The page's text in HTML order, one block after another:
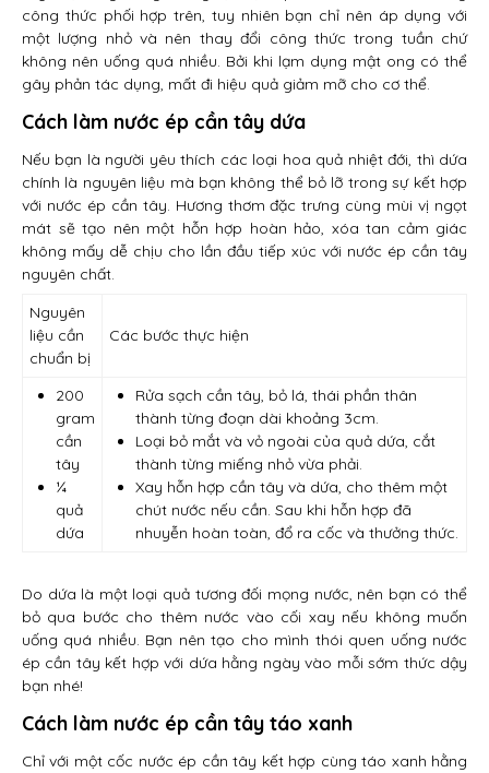
công thức phối hợp trên, tuy nhiên bạn chỉ nên áp dụng với
một lượng nhỏ và nên thay đổi công thức trong tuần chứ
không nên uống quá nhiều. Bởi khi lạm dụng mật ong có thể
gây phản tác dụng, mất đi hiệu quả giảm mỡ cho cơ thể.
Cách làm nước ép cần tây dứa
Nếu bạn là người yêu thích các loại hoa quả nhiệt đới, thì dứa
chính là nguyên liệu mà bạn không thể bỏ lỡ trong sự kết hợp
với nước ép cần tây. Hương thơm đặc trưng cùng mùi vị ngọt
mát sẽ tạo nên một hỗn hợp hoàn hảo, xóa tan cảm giác
không mấy dễ chịu cho lần đầu tiếp xúc với nước ép cần tây
nguyên chất.
Nguyên
liệu cần
chuẩn bị
Các bước thực hiện
200
gram
cần
tây
¼
quả
dứa
Rửa sạch cần tây, bỏ lá, thái phần thân
thành từng đoạn dài khoảng 3cm.
Loại bỏ mắt và vỏ ngoài của quả dứa, cắt
thành từng miếng nhỏ vừa phải.
Xay hỗn hợp cần tây và dứa, cho thêm một
chút nước nếu cần. Sau khi hỗn hợp đã
nhuyễn hoàn toàn, đổ ra cốc và thưởng thức.
Do dứa là một loại quả tương đối mọng nước, nên bạn có thể
bỏ qua bước cho thêm nước vào cối xay nếu không muốn
uống quá nhiều. Bạn nên tạo cho mình thói quen uống nước
ép cần tây kết hợp với dứa hằng ngày vào mỗi sớm thức dậy
bạn nhé!
Cách làm nước ép cần tây táo xanh
Chỉ với một cốc nước ép cần tây kết hợp cùng táo xanh hằng